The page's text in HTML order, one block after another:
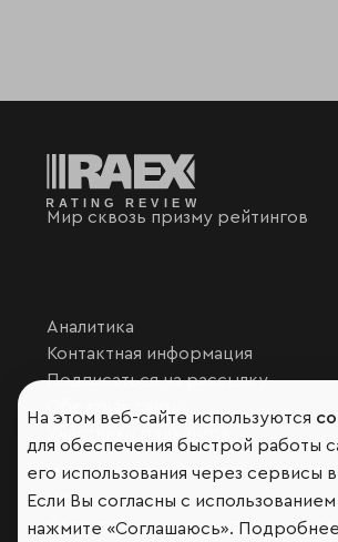
Мир сквозь призму рейтингов
Аналитика
Контактная информация
Подписаться на рассылку
Обратная связь
Участники рэнкингов
Мы в социальных сетях и
VK
RAEX Образование – Telegram,
На этом веб-сайте используются
для обеспечения быстрой работы
его использования через сервисы
Если Вы согласны с
нажмите «Соглашаюсь».